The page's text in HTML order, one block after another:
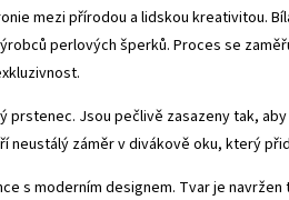
mezi přírodou a lidskou kreativitou.
perlových šperků. Proces se
prstenec. Jsou pečlivě zasazeny tak,
záměr v divákově oku, který
s moderním designem. Tvar je